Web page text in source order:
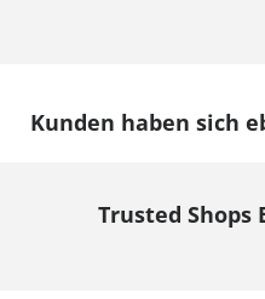
Kunden haben sich
Trusted Shops